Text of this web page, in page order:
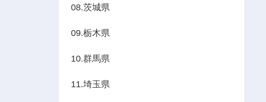
08.茨城県
09.栃木県
10.群馬県
11.埼玉県